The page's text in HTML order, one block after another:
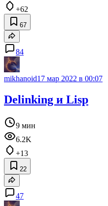
+62
67
84
mikhanoid17 мар 2022 в 00:07
Delinking и Lisp
9 мин
6.2K
+13
22
47